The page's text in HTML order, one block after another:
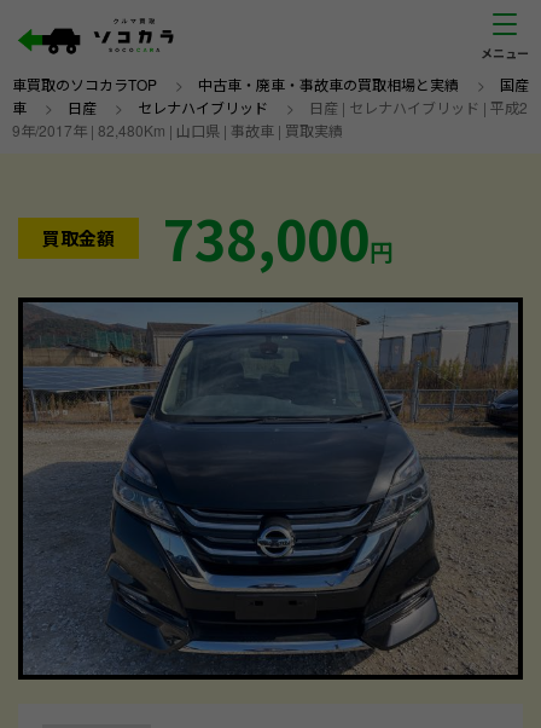
車買取のソコカラTOP > 中古車・廃車・事故車の買取相場と実績 > 国産
車 > 日産 > セレナハイブリッド >
日産 | セレナハイブリッド | 平成2
9年/2017年 | 82,480Km | 山口県 | 事故車 | 買取実績
買取金額 738,000円